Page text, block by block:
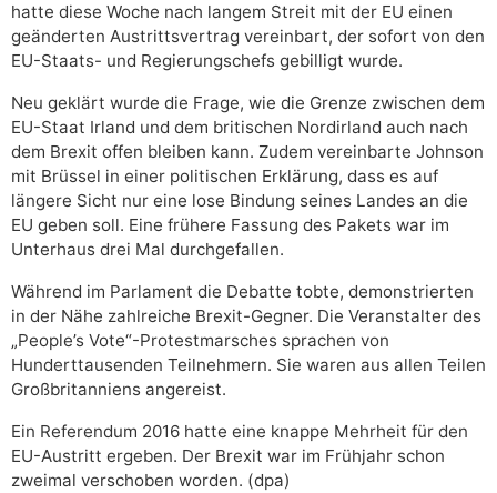
hatte diese Woche nach langem Streit mit der EU einen
geänderten Austrittsvertrag vereinbart, der sofort von den
EU-Staats- und Regierungschefs gebilligt wurde.
Neu geklärt wurde die Frage, wie die Grenze zwischen dem
EU-Staat Irland und dem britischen Nordirland auch nach
dem Brexit offen bleiben kann. Zudem vereinbarte Johnson
mit Brüssel in einer politischen Erklärung, dass es auf
längere Sicht nur eine lose Bindung seines Landes an die
EU geben soll. Eine frühere Fassung des Pakets war im
Unterhaus drei Mal durchgefallen.
Während im Parlament die Debatte tobte, demonstrierten
in der Nähe zahlreiche Brexit-Gegner. Die Veranstalter des
„People’s Vote“-Protestmarsches sprachen von
Hunderttausenden Teilnehmern. Sie waren aus allen Teilen
Großbritanniens angereist.
Ein Referendum 2016 hatte eine knappe Mehrheit für den
EU-Austritt ergeben. Der Brexit war im Frühjahr schon
zweimal verschoben worden. (dpa)